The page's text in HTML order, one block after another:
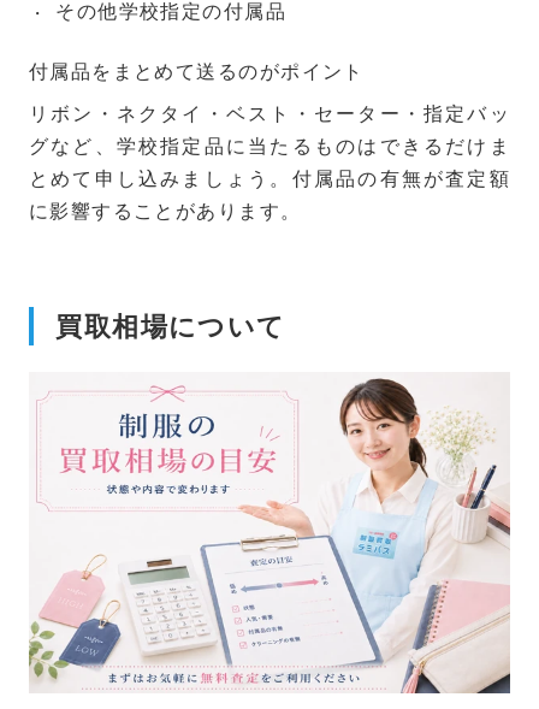
その他学校指定の付属品
付属品をまとめて送るのがポイント
リボン・ネクタイ・ベスト・セーター・指定バッ
グなど、学校指定品に当たるものはできるだけま
とめて申し込みましょう。付属品の有無が査定額
に影響することがあります。
買取相場について